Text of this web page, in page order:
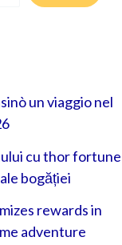
un viaggio nel
cu thor fortune
bogăției
rewards in
adventure